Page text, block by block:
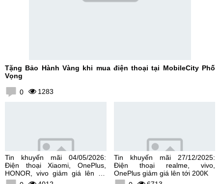
Tặng Bảo Hành Vàng khi mua điện thoại tại MobileCity Phố
Vọng
0 1283
Tin khuyến mãi 04/05/2026:
Điện thoại Xiaomi, OnePlus,
HONOR, vivo giảm giá lên tới
300K
Tin khuyến mãi 27/12/2025:
Điện thoại realme, vivo,
OnePlus giảm giá lên tới 200K